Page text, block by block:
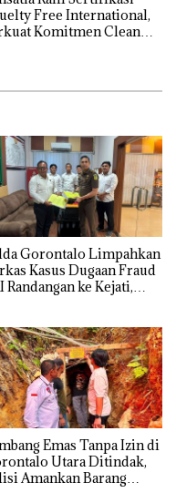
Free International,
Komitmen Clean
Gorontalo Limpahkan
Kasus Dugaan Fraud
Randangan ke Kejati,
Emas Tanpa Izin di
Utara Ditindak,
Amankan Barang